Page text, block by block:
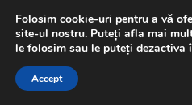
LIVRARE de la 33 lei
luni-vineri 9 a.m. - 4
Sari
Sari
Folosim cookie-uri pentru a vă
site-ul nostru. Puteți afla mai
le folosim sau le puteți dezactiva
Accept